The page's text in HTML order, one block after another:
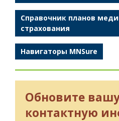
Справочник планов
страхования
Навигаторы MNSure
Обновите
контактную